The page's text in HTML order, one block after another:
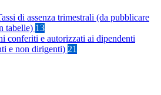
di assenza trimestrali (da pubblicare
tabelle) 13
conferiti e autorizzati ai dipendenti
e non dirigenti) 21